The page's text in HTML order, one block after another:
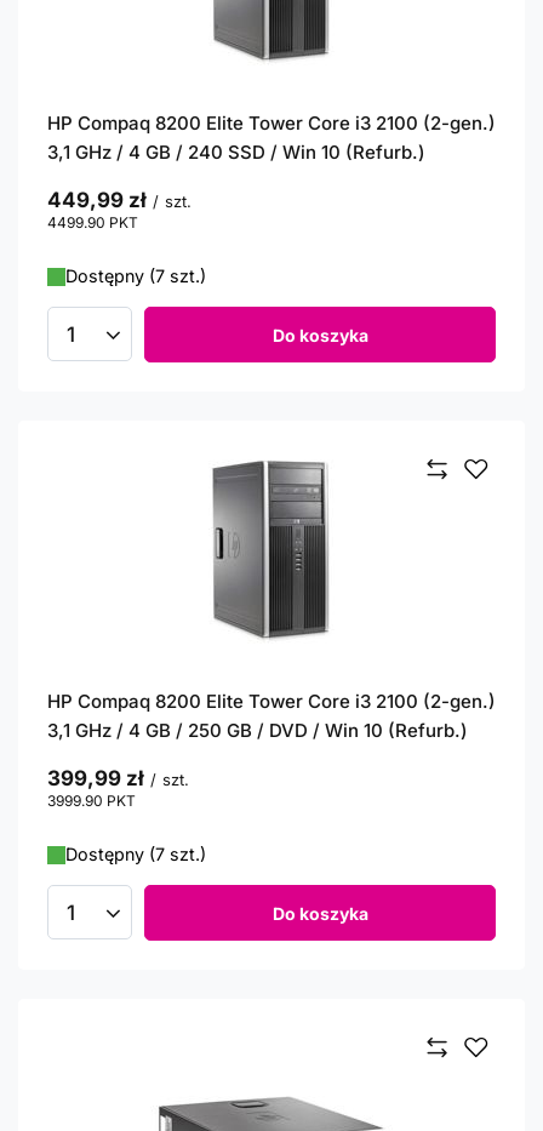
HP Compaq 8200 Elite Tower Core i3 2100 (2-gen.)
3,1 GHz / 4 GB / 240 SSD / Win 10 (Refurb.)
449,99 zł / szt.
4499.90 PKT
Dostępny (7 szt.)
Ilość produktów Do koszyka
HP Compaq 8200 Elite Tower Core i3 2100 (2-gen.)
3,1 GHz / 4 GB / 250 GB / DVD / Win 10 (Refurb.)
399,99 zł / szt.
3999.90 PKT
Dostępny (7 szt.)
Ilość produktów Do koszyka